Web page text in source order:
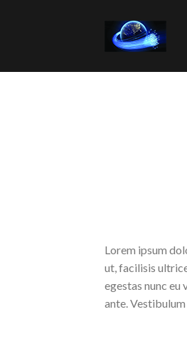
Lorem ipsum
ut, facilisis
egestas nunc eu
ante.